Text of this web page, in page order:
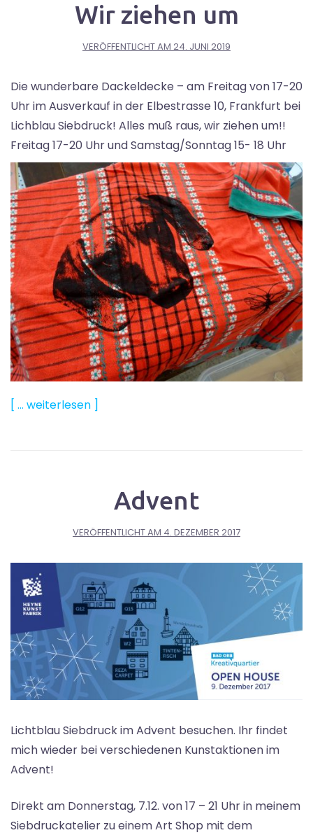
Wir ziehen um
VERÖFFENTLICHT AM 24. JUNI 2019
Die wunderbare Dackeldecke – am Freitag von 17-20
Uhr im Ausverkauf in der Elbestrasse 10, Frankfurt bei
Lichblau Siebdruck! Alles muß raus, wir ziehen um!!
Freitag 17-20 Uhr und Samstag/Sonntag 15- 18 Uhr
[ … weiterlesen ]
Advent
VERÖFFENTLICHT AM 4. DEZEMBER 2017
Lichtblau Siebdruck im Advent besuchen. Ihr findet
mich wieder bei verschiedenen Kunstaktionen im
Advent!
Direkt am Donnerstag, 7.12. von 17 – 21 Uhr in meinem
Siebdruckatelier zu einem Art Shop mit dem